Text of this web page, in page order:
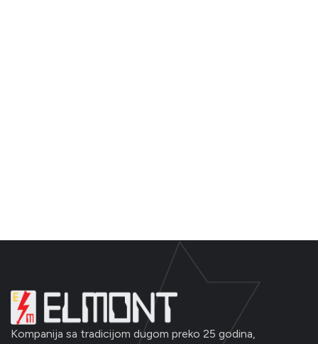
Kompanija sa tradicijom dugom preko 25 godina,